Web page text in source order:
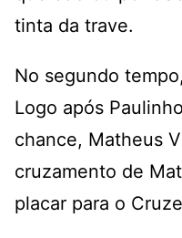
tinta da trave.
No segundo
Logo após
chance, Matheus
cruzamento de
placar para o